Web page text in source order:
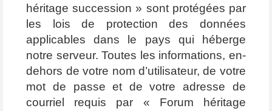
héritage succession » sont protégées par
les lois de protection des données
applicables dans le pays qui héberge
notre serveur. Toutes les informations, en-
dehors de votre nom d’utilisateur, de votre
mot de passe et de votre adresse de
courriel requis par « Forum héritage